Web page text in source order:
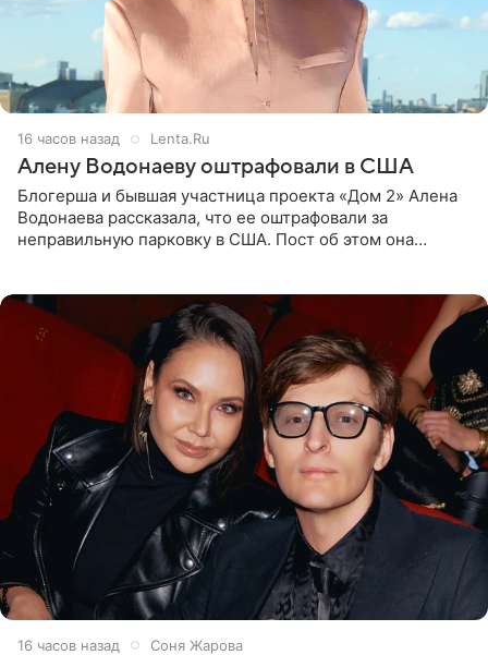
16 часов назад Lenta.Ru
Алену Водонаеву оштрафовали в США
Блогерша и бывшая участница проекта «Дом 2» Алена
Водонаева рассказала, что ее оштрафовали за
неправильную парковку в США. Пост об этом она
16 часов назад Соня Жарова